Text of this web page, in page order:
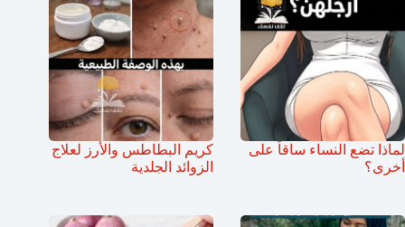
لماذا تضع النساء ساقاً على
أخرى؟
كريم البطاطس والأرز لعلاج
الزوائد الجلدية